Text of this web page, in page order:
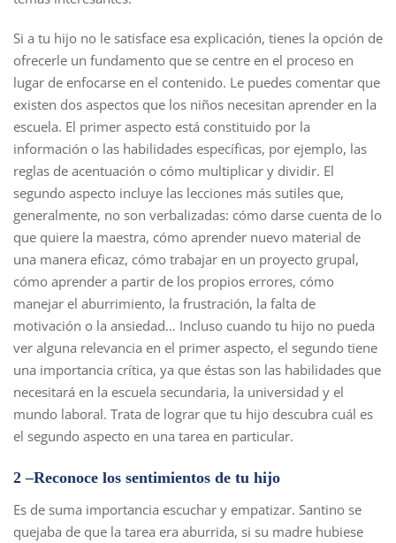
Si a tu hijo no le satisface esa explicación, tienes la opción de
ofrecerle un fundamento que se centre en el proceso en
lugar de enfocarse en el contenido. Le puedes comentar que
existen dos aspectos que los niños necesitan aprender en la
escuela. El primer aspecto está constituido por la
información o las habilidades específicas, por ejemplo, las
reglas de acentuación o cómo multiplicar y dividir. El
segundo aspecto incluye las lecciones más sutiles que,
generalmente, no son verbalizadas: cómo darse cuenta de lo
que quiere la maestra, cómo aprender nuevo material de
una manera eficaz, cómo trabajar en un proyecto grupal,
cómo aprender a partir de los propios errores, cómo
manejar el aburrimiento, la frustración, la falta de
motivación o la ansiedad… Incluso cuando tu hijo no pueda
ver alguna relevancia en el primer aspecto, el segundo tiene
una importancia crítica, ya que éstas son las habilidades que
necesitará en la escuela secundaria, la universidad y el
mundo laboral. Trata de lograr que tu hijo descubra cuál es
el segundo aspecto en una tarea en particular.
2 –Reconoce los sentimientos de tu hijo
Es de suma importancia escuchar y empatizar. Santino se
quejaba de que la tarea era aburrida, si su madre hubiese